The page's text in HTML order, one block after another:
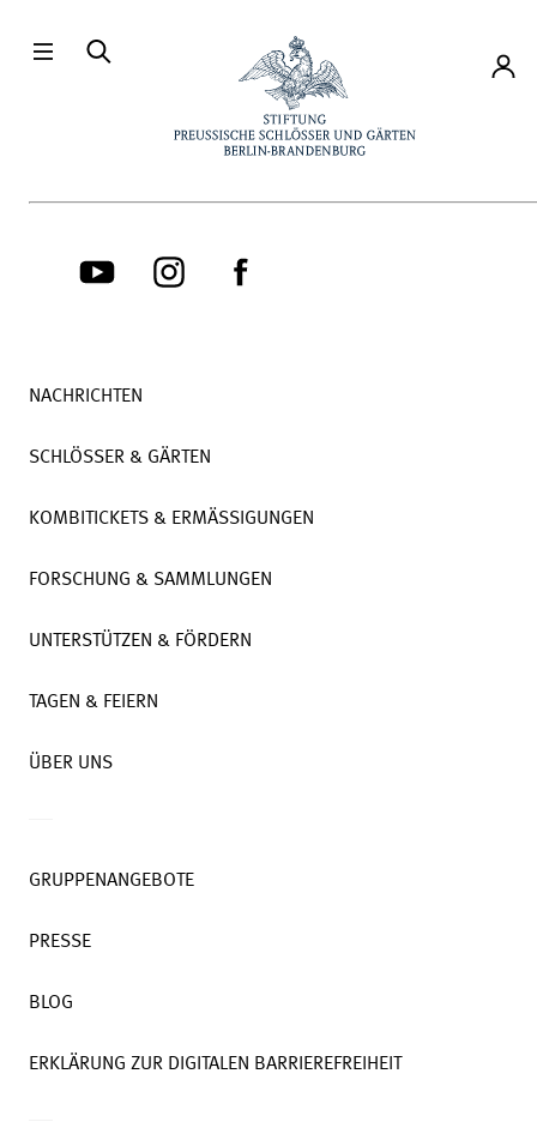
Konto
NACHRICHTEN
SCHLÖSSER & GÄRTEN
KOMBITICKETS & ERMÄSSIGUNGEN
FORSCHUNG & SAMMLUNGEN
UNTERSTÜTZEN & FÖRDERN
TAGEN & FEIERN
ÜBER UNS
GRUPPENANGEBOTE
PRESSE
BLOG
ERKLÄRUNG ZUR DIGITALEN BARRIEREFREIHEIT